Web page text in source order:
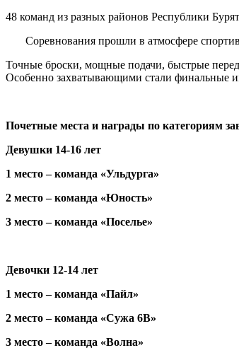
48 команд из разных районов Республики
Соревнования прошли в атмосфере
Точные броски, мощные подачи, быстрые
Особенно захватывающими стали финальные
Почетные места и награды по категориям
Девушки 14-16 лет
1 место – команда «Ульдурга»
2 место – команда «Юность»
3 место – команда «Поселье»
Девочки 12-14 лет
1 место – команда «Пайл»
2 место – команда «Сужа 6В»
3 место – команда «Волна»